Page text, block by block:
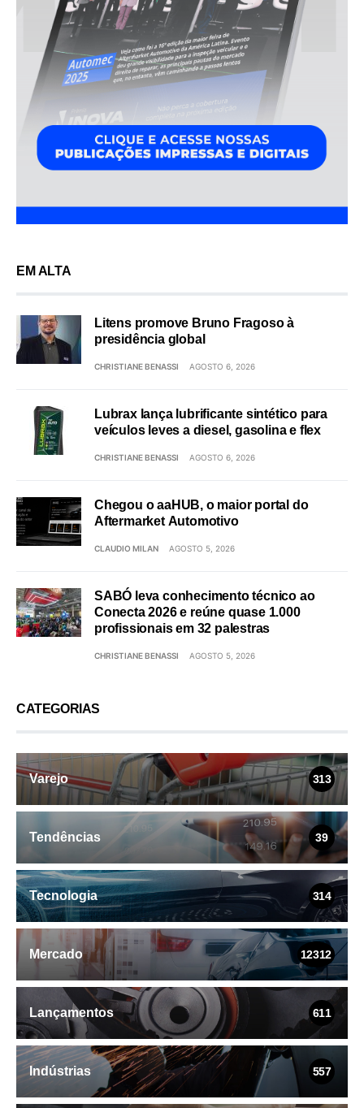
EM ALTA
Litens promove Bruno Fragoso à
presidência global
CHRISTIANE BENASSI AGOSTO 6, 2026
Lubrax lança lubrificante sintético para
veículos leves a diesel, gasolina e flex
CHRISTIANE BENASSI AGOSTO 6, 2026
Chegou o aaHUB, o maior portal do
Aftermarket Automotivo
CLAUDIO MILAN AGOSTO 5, 2026
SABÓ leva conhecimento técnico ao
Conecta 2026 e reúne quase 1.000
profissionais em 32 palestras
CHRISTIANE BENASSI AGOSTO 5, 2026
CATEGORIAS
Varejo 313
Tendências 39
Tecnologia 314
Mercado 12312
Lançamentos 611
Indústrias 557